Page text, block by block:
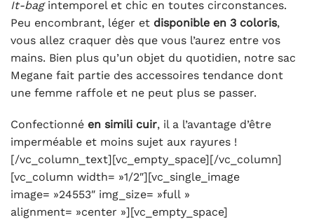
It-bagintemporel et chic en toutes circonstances.
Peu encombrant, léger et disponible en 3 coloris,
vous allez craquer dès que vous l’aurez entre vos
mains. Bien plus qu’un objet du quotidien, notre sac
Megane fait partie des accessoires tendance dont
une femme raffole et ne peut plus se passer.
Confectionné en simili cuir, il a l’avantage d’être
imperméable et moins sujet aux rayures !
[/vc_column_text][vc_empty_space][/vc_column]
[vc_column width= »1/2″][vc_single_image
image= »24553″ img_size= »full »
alignment= »center »][vc_empty_space]